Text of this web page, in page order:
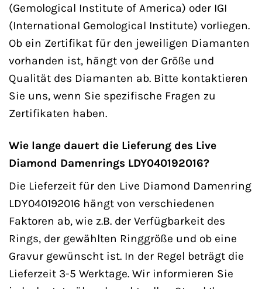
(Gemological Institute of America) oder IGI
(International Gemological Institute) vorliegen.
Ob ein Zertifikat für den jeweiligen Diamanten
vorhanden ist, hängt von der Größe und
Qualität des Diamanten ab. Bitte kontaktieren
Sie uns, wenn Sie spezifische Fragen zu
Zertifikaten haben.
Wie lange dauert die Lieferung des Live
Diamond Damenrings LDY040192016?
Die Lieferzeit für den Live Diamond Damenring
LDY040192016 hängt von verschiedenen
Faktoren ab, wie z.B. der Verfügbarkeit des
Rings, der gewählten Ringgröße und ob eine
Gravur gewünscht ist. In der Regel beträgt die
Lieferzeit 3-5 Werktage. Wir informieren Sie